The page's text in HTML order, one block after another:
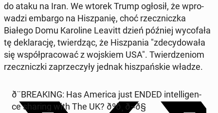
do ataku na Iran. We wtorek Trump ogłosił, że wpro­
wa­dzi embargo na Hisz­pa­nię, choć rzecz­nicz­ka
Białego Domu Ka­ro­li­ne Leavitt dzień później wy­co­fa­ła
tę de­kla­ra­cję, twier­dząc, że Hisz­pa­nia "zde­cy­do­wa­ła
się współ­pra­co­wać z woj­skiem USA". Twier­dze­niom
rzecz­nicz­ki za­prze­czy­ły jednak hisz­pań­skie władze.
ð¨BRE­AKING: Has America just ENDED in­tel­li­gen­
ce sharing with The UK? ðºð¸ ð¬ð§